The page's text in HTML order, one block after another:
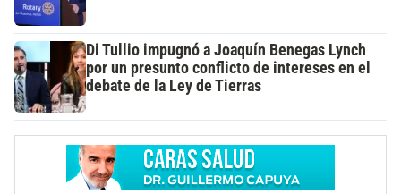
Di Tullio impugnó a Joaquín Benegas Lynch
por un presunto conflicto de intereses en el
debate de la Ley de Tierras